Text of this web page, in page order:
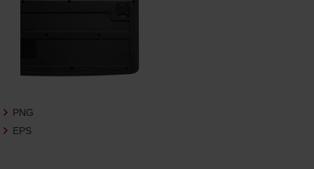
当社商品の販売活動（中古による販売の場
PNG
EPS